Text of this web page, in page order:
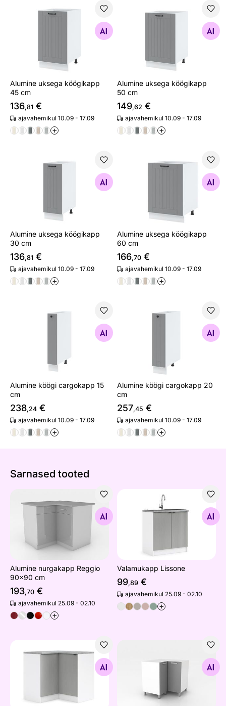
Alumine uksega köögikapp 45 cm
Alumine uksega köögikapp
45 cm
136,81 €
ajavahemikul 10.09 - 17.09
+
Alumine uksega köögikapp
Alumine uksega köögikapp
50 cm
149,62 €
ajavahemikul 10.09 - 17.09
+
Alumine uksega köögikapp 30 cm
Alumine uksega köögikapp
30 cm
136,81 €
ajavahemikul 10.09 - 17.09
+
Alumine uksega köögikapp
Alumine uksega köögikapp
60 cm
166,70 €
ajavahemikul 10.09 - 17.09
+
Alumine köögi cargokapp 15 cm
Alumine köögi cargokapp 15
cm
238,24 €
ajavahemikul 10.09 - 17.09
+
Alumine köögi cargokapp
Alumine köögi cargokapp 20
cm
257,45 €
ajavahemikul 10.09 - 17.09
+
Sarnased tooted
Alumine nurgakapp Reggio 90x90 cm
Otsi sarnaseid
Alumine nurgakapp Reggio
90x90 cm
193,70 €
ajavahemikul 25.09 - 02.10
+
Valamukapp Lissone
Valamukapp Lissone
99,89 €
ajavahemikul 25.09 - 02.10
+
Alumine nurgakapp Lissone 90x90 cmAlumine nurgakapp Nantes
Otsi sarnaseid